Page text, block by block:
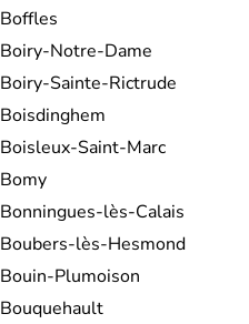
Boffles
Boiry-Notre-Dame
Boiry-Sainte-Rictrude
Boisdinghem
Boisleux-Saint-Marc
Bomy
Bonningues-lès-Calais
Boubers-lès-Hesmond
Bouin-Plumoison
Bouquehault